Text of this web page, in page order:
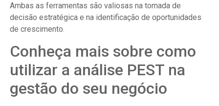
Ambas as ferramentas são valiosas na tomada de
decisão estratégica e na identificação de oportunidades
de crescimento.
Conheça mais sobre como
utilizar a análise PEST na
gestão do seu negócio